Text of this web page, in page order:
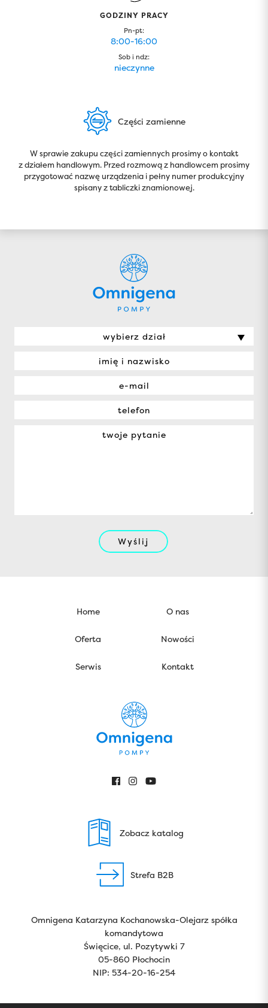
GODZINY PRACY
Pn-pt:
8:00-16:00
Sob i ndz:
nieczynne
Części zamienne
W sprawie zakupu części zamiennych prosimy o kontakt
z działem handlowym. Przed rozmową z handlowcem prosimy
przygotować nazwę urządzenia i pełny numer produkcyjny
spisany z tabliczki znamionowej.
wybierz dział
Wyślij
Home O nas
Oferta Nowości
Serwis Kontakt
Zobacz katalog
Strefa B2B
Omnigena Katarzyna Kochanowska-Olejarz spółka
komandytowa
Święcice, ul. Pozytywki 7
05-860 Płochocin
NIP: 534-20-16-254